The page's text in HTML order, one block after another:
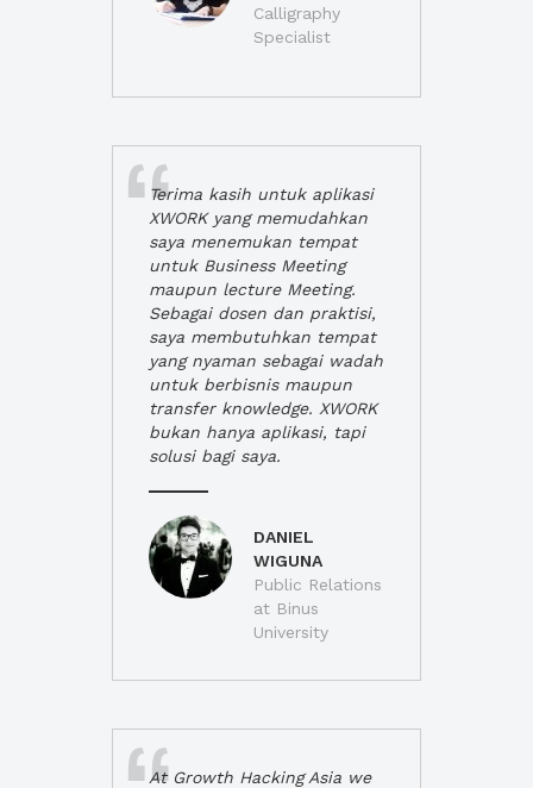
Calligraphy
Specialist
Terima kasih untuk aplikasi
XWORK yang memudahkan
saya menemukan tempat
untuk Business Meeting
maupun lecture Meeting.
Sebagai dosen dan praktisi,
saya membutuhkan tempat
yang nyaman sebagai wadah
untuk berbisnis maupun
transfer knowledge. XWORK
bukan hanya aplikasi, tapi
solusi bagi saya.
DANIEL
WIGUNA
Public Relations
at Binus
University
At Growth Hacking Asia we